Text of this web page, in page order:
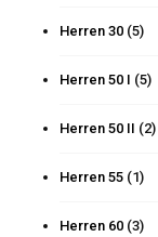
Herren 30 (5)
Herren 50 I (5)
Herren 50 II (2)
Herren 55 (1)
Herren 60 (3)